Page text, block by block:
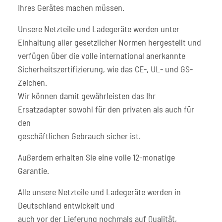
Ihres Gerätes machen müssen.
Unsere Netzteile und Ladegeräte werden unter
Einhaltung aller gesetzlicher Normen hergestellt und
verfügen über die volle international anerkannte
Sicherheitszertifizierung, wie das CE-, UL- und GS-
Zeichen.
Wir können damit gewährleisten das Ihr
Ersatzadapter sowohl für den privaten als auch für
den
geschäftlichen Gebrauch sicher ist.
Außerdem erhalten Sie eine volle 12-monatige
Garantie.
Alle unsere Netzteile und Ladegeräte werden in
Deutschland entwickelt und
auch vor der Lieferung nochmals auf Qualität,